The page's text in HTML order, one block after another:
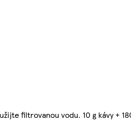
filtrovanou vodu. 10 g kávy +